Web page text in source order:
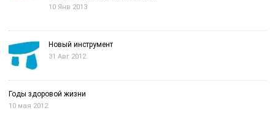
10 Янв 2013
Новый инструмент
31 Авг 2012
Годы здоровой жизни
10 мая 2012